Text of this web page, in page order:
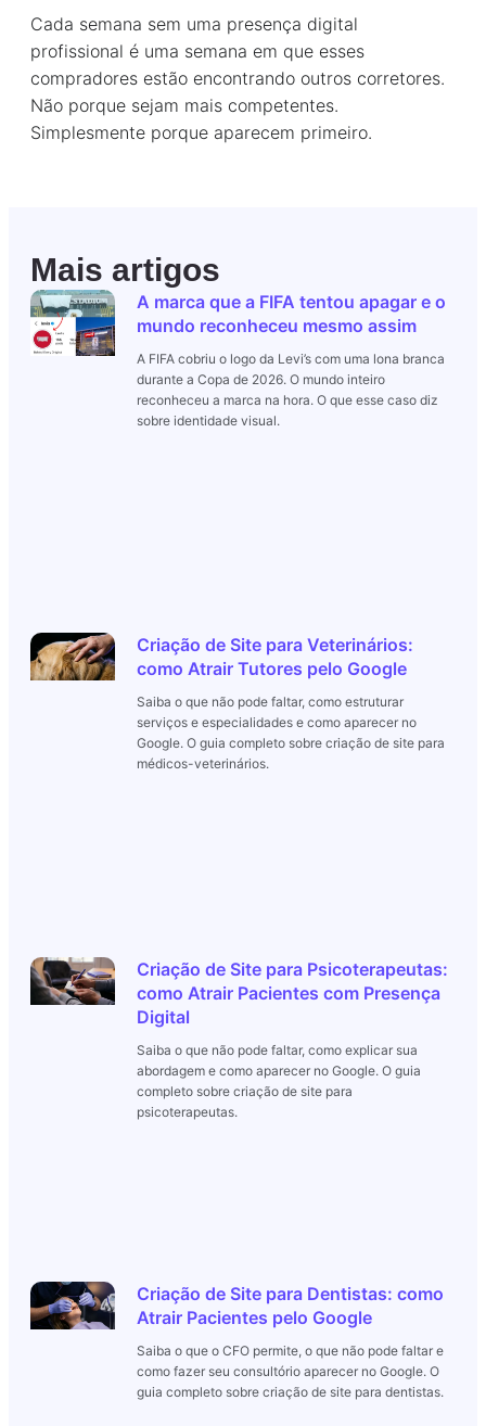
Cada semana sem uma presença digital
profissional é uma semana em que esses
compradores estão encontrando outros corretores.
Não porque sejam mais competentes.
Simplesmente porque aparecem primeiro.
Mais artigos
A marca que a FIFA tentou apagar e o
mundo reconheceu mesmo assim
A FIFA cobriu o logo da Levi’s com uma lona branca
durante a Copa de 2026. O mundo inteiro
reconheceu a marca na hora. O que esse caso diz
sobre identidade visual.
Criação de Site para Veterinários:
como Atrair Tutores pelo Google
Saiba o que não pode faltar, como estruturar
serviços e especialidades e como aparecer no
Google. O guia completo sobre criação de site para
médicos-veterinários.
Criação de Site para Psicoterapeutas:
como Atrair Pacientes com Presença
Digital
Saiba o que não pode faltar, como explicar sua
abordagem e como aparecer no Google. O guia
completo sobre criação de site para
psicoterapeutas.
Criação de Site para Dentistas: como
Atrair Pacientes pelo Google
Saiba o que o CFO permite, o que não pode faltar e
como fazer seu consultório aparecer no Google. O
guia completo sobre criação de site para dentistas.